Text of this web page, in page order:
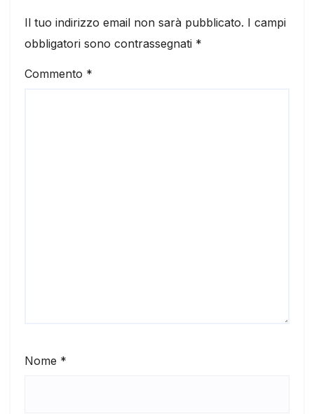
Il tuo indirizzo email non sarà pubblicato. I campi
obbligatori sono contrassegnati *
Commento *
Nome *